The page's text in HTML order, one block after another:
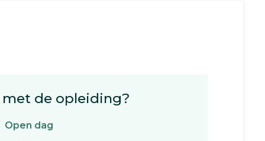
de opleiding?
Open dag